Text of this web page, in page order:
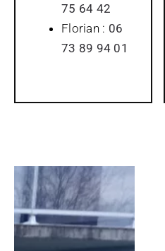
75 64 42
Florian : 06
73 89 94 01